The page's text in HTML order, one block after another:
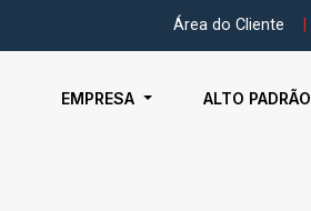
Área do Cliente
EMPRESA ALTO PADRÃO